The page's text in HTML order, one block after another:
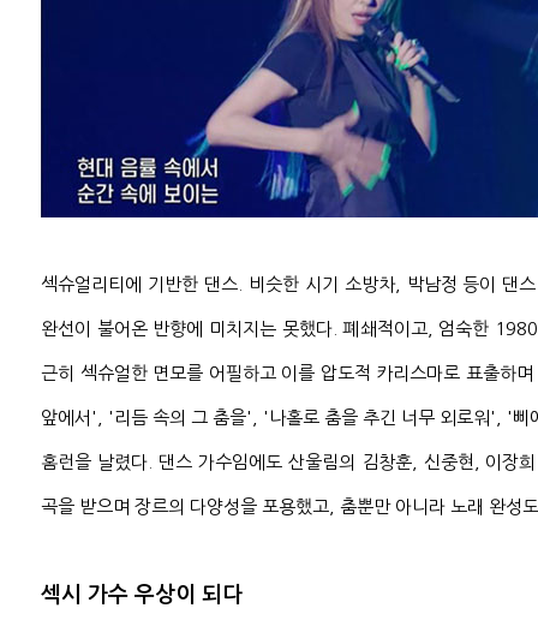
섹슈얼리티에 기반한 댄스. 비슷한 시기 소방차, 박남정 등이 댄
완선이 불어온 반향에 미치지는 못했다. 폐쇄적이고, 엄숙한
근히 섹슈얼한 면모를 어필하고 이를 압도적 카리스마로 표출하
앞에서', '리듬 속의 그 춤을', '나홀로 춤을 추긴 너무 외로워', '삐
홈런을 날렸다. 댄스 가수임에도 산울림의 김창훈, 신중현, 이장
곡을 받으며 장르의 다양성을 포용했고, 춤뿐만 아니라 노래 완성
섹시 가수 우상이 되다